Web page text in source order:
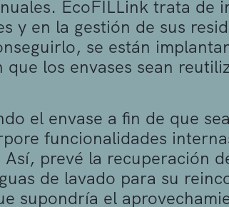
EcoFILLink trata de
y en la gestión de sus
se están
los envases sean
el envase a fin de que
funcionalidades
prevé la recuperación
de lavado para su
supondría el